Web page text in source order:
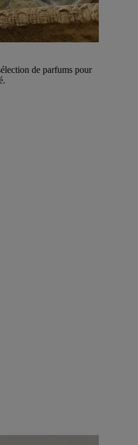
de parfums pour